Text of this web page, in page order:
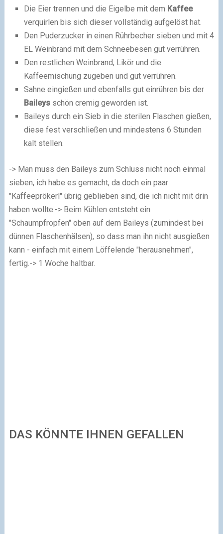
Die Eier trennen und die Eigelbe mit dem Kaffee
verquirlen bis sich dieser vollständig aufgelöst hat.
Den Puderzucker in einen Rührbecher sieben und mit 4
EL Weinbrand mit dem Schneebesen gut verrühren.
Den restlichen Weinbrand, Likör und die
Kaffeemischung zugeben und gut verrühren.
Sahne eingießen und ebenfalls gut einrühren bis der
Baileysschön cremig geworden ist.
Baileys durch ein Sieb in die sterilen Flaschen gießen,
diese fest verschließen und mindestens 6 Stunden
kalt stellen.
-> Man muss den Baileys zum Schluss nicht noch einmal
sieben, ich habe es gemacht, da doch ein paar
"Kaffeeprökerl" übrig geblieben sind, die ich nicht mit drin
haben wollte. -> Beim Kühlen entsteht ein
"Schaumpfropfen" oben auf dem Baileys (zumindest bei
dünnen Flaschenhälsen), so dass man ihn nicht ausgießen
kann - einfach mit einem Löffelende "herausnehmen",
fertig. -> 1 Woche haltbar.
DAS KÖNNTE IHNEN GEFALLEN